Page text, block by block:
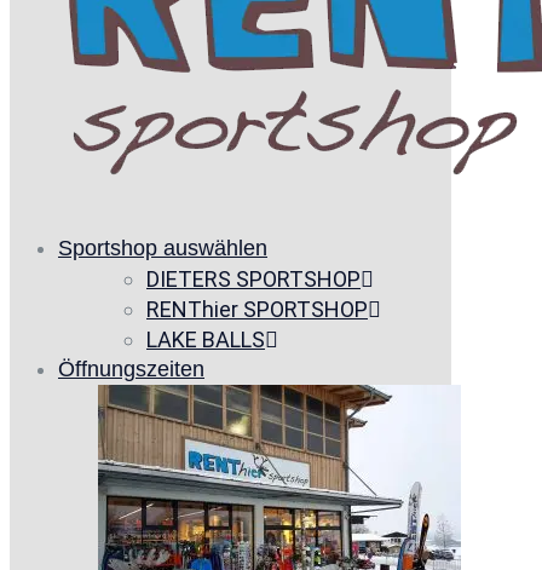
Sportshop auswählen
DIETERS SPORTSHOP
RENThier SPORTSHOP
LAKE BALLS
Öffnungszeiten